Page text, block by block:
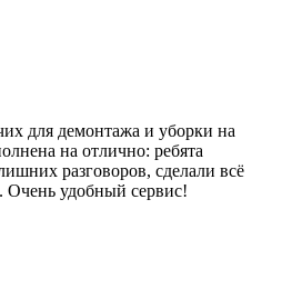
для демонтажа и уборки на
на отлично: ребята
разговоров, сделали всё
Очень удобный сервис!